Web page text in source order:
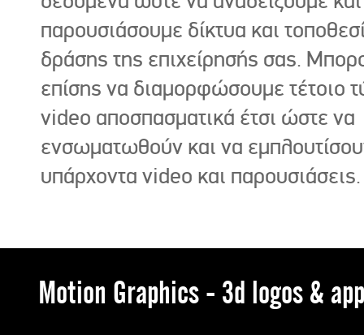
παρουσιάσουμε δίκτυα και
δράσης της επιχείρησής σας.
επίσης να διαμορφώσουμε τέτοιο
video αποσπασματικά έτσι ώστε να
ενσωματωθούν και να
υπάρχοντα video και παρουσιάσεις.
Motion Graphics - 3d logos &